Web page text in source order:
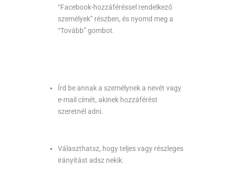
“Facebook-hozzáféréssel rendelkező
személyek” részben, és nyomd meg a
“Tovább” gombot.
Írd be annak a személynek a nevét vagy
e-mail címét, akinek hozzáférést
szeretnél adni.
Választhatsz, hogy teljes vagy részleges
irányítást adsz nekik.